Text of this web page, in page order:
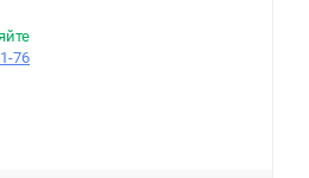
76